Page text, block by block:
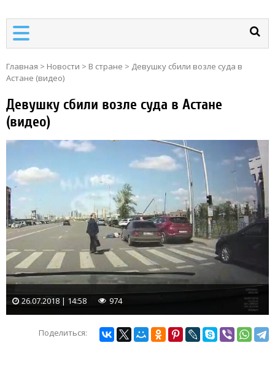
Главная > Новости > В стране > Девушку сбили возле суда в
Астане (видео)
Девушку сбили возле суда в Астане
(видео)
26.07.2018 | 14:58 974
Поделиться: